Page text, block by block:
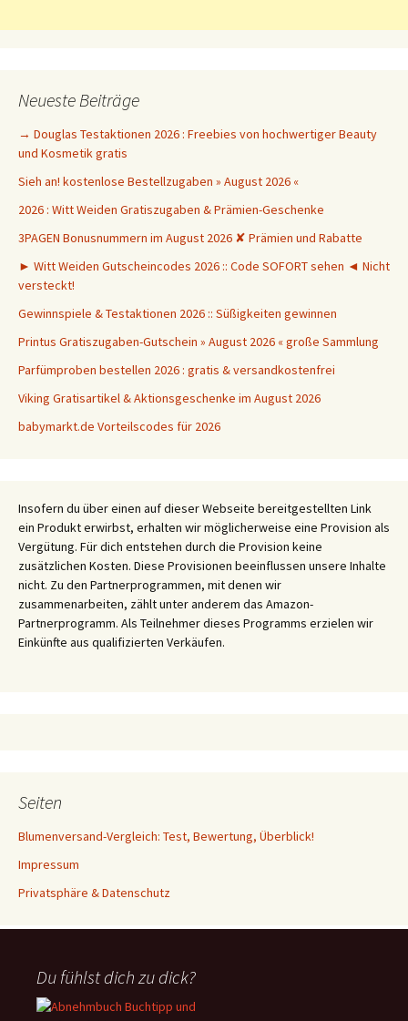
Neueste Beiträge
→ Douglas Testaktionen 2026 : Freebies von hochwertiger Beauty
und Kosmetik gratis
Sieh an! kostenlose Bestellzugaben » August 2026 «
2026 : Witt Weiden Gratiszugaben & Prämien-Geschenke
3PAGEN Bonusnummern im August 2026 ✘ Prämien und Rabatte
► Witt Weiden Gutscheincodes 2026 :: Code SOFORT sehen ◄ Nicht
versteckt!
Gewinnspiele & Testaktionen 2026 :: Süßigkeiten gewinnen
Printus Gratiszugaben-Gutschein » August 2026 « große Sammlung
Parfümproben bestellen 2026 : gratis & versandkostenfrei
Viking Gratisartikel & Aktionsgeschenke im August 2026
babymarkt.de Vorteilscodes für 2026
Insofern du über einen auf dieser Webseite bereitgestellten Link
ein Produkt erwirbst, erhalten wir möglicherweise eine Provision als
Vergütung. Für dich entstehen durch die Provision keine
zusätzlichen Kosten. Diese Provisionen beeinflussen unsere Inhalte
nicht. Zu den Partnerprogrammen, mit denen wir
zusammenarbeiten, zählt unter anderem das Amazon-
Partnerprogramm. Als Teilnehmer dieses Programms erzielen wir
Einkünfte aus qualifizierten Verkäufen.
Seiten
Blumenversand-Vergleich: Test, Bewertung, Überblick!
Impressum
Privatsphäre & Datenschutz
Du fühlst dich zu dick?